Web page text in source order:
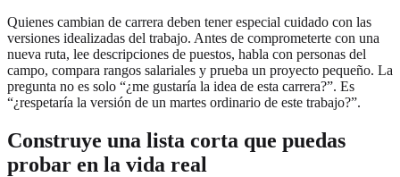
Quienes cambian de carrera deben tener especial cuidado con las
versiones idealizadas del trabajo. Antes de comprometerte con una
nueva ruta, lee descripciones de puestos, habla con personas del
campo, compara rangos salariales y prueba un proyecto pequeño. La
pregunta no es solo “¿me gustaría la idea de esta carrera?”. Es
“¿respetaría la versión de un martes ordinario de este trabajo?”.
Construye una lista corta que puedas
probar en la vida real